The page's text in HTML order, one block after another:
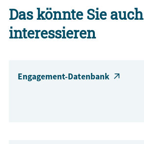
Das könnte Sie auch
interessieren
Engagement-Datenbank